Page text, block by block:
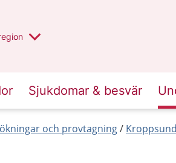
valt region
annan
Sjukdomar & besvär
och provtagning